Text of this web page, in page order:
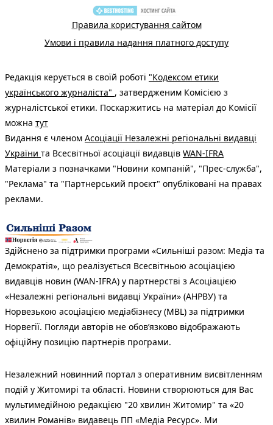
Правила користування сайтом
Умови і правила надання платного доступу
Редакція керується в своїй роботі "Кодексом етики
українського журналіста" , затвердженим Комісією з
журналістської етики. Поскаржитись на матеріал до Комісії
можна тут
Видання є членом Асоціації Незалежні регіональні видавці
України та Всесвітньої асоціації видавців WAN-IFRA
Матеріали з позначками "Новини компаній", "Прес-служба",
"Реклама" та "Партнерський проєкт" опубліковані на правах
реклами.
Здійснено за підтримки програми «Сильніші разом: Медіа та
Демократія», що реалізується Всесвітньою асоціацією
видавців новин (WAN-IFRA) у партнерстві з Асоціацією
«Незалежні регіональні видавці України» (АНРВУ) та
Норвезькою асоціацією медіабізнесу (MBL) за підтримки
Норвегії. Погляди авторів не обов’язково відображають
офіційну позицію партнерів програми.
Незалежний новинний портал з оперативним висвітленням
подій у Житомирі та області. Новини створюються для Вас
мультимедійною редакцією "20 хвилин Житомир" та «20
хвилин Романів» видавець ПП «Медіа Ресурс». Ми